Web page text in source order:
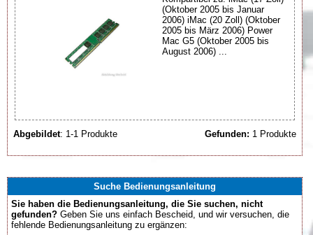
(Oktober 2005 bis Januar
2006) iMac (20 Zoll) (Oktober
2005 bis März 2006) Power
Mac G5 (Oktober 2005 bis
August 2006) ...
Abgebildet: 1-1 Produkte Gefunden: 1 Produkte
Suche Bedienungsanleitung
Sie haben die Bedienungsanleitung, die Sie suchen, nicht
gefunden? Geben Sie uns einfach Bescheid, und wir versuchen, die
fehlende Bedienungsanleitung zu ergänzen: